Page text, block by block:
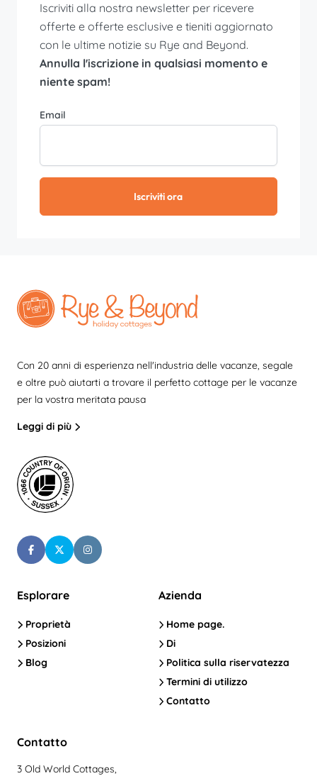
Iscriviti alla nostra newsletter per ricevere
offerte e offerte esclusive e tieniti aggiornato
con le ultime notizie su Rye and Beyond.
Annulla l'iscrizione in qualsiasi momento e
niente spam!
Email
Iscriviti ora
Con 20 anni di esperienza nell'industria delle vacanze, segale
e oltre può aiutarti a trovare il perfetto cottage per le vacanze
per la vostra meritata pausa
Leggi di più
Esplorare
Proprietà
Posizioni
Blog
Azienda
Home page.
Di
Politica sulla riservatezza
Termini di utilizzo
Contatto
Contatto
3 Old World Cottages,